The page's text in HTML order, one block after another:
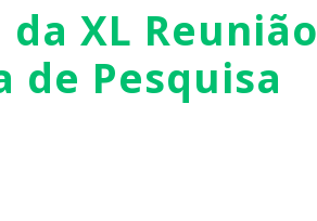
XL Reunião
de Pesquisa